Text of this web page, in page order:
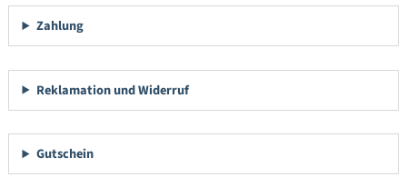
Zahlung
Reklamation und Widerruf
Gutschein